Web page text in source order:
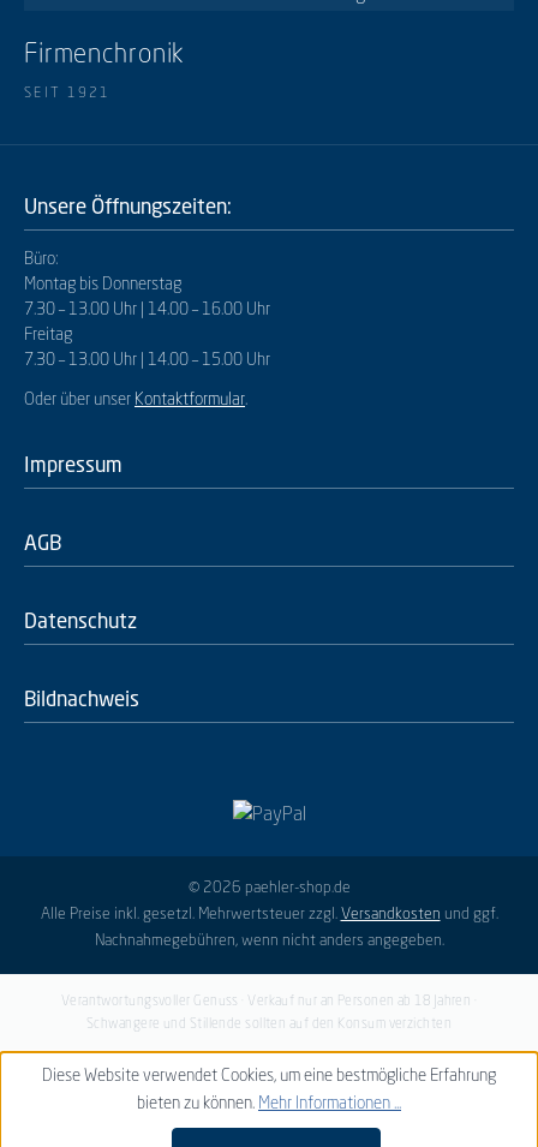
Firmenchronik
SEIT 1921
Unsere Öffnungszeiten:
Büro:
Montag bis Donnerstag
7.30 – 13.00 Uhr | 14.00 – 16.00 Uhr
Freitag
7.30 – 13.00 Uhr | 14.00 – 15.00 Uhr
Oder über unser Kontaktformular.
Impressum
AGB
Datenschutz
Bildnachweis
© 2026 paehler-shop.de
Alle Preise inkl. gesetzl. Mehrwertsteuer zzgl. Versandkosten und ggf.
Nachnahmegebühren, wenn nicht anders angegeben.
Verantwortungsvoller Genuss · Verkauf nur an Personen ab 18 Jahren ·
Schwangere und Stillende sollten auf den Konsum verzichten
Diese Website verwendet Cookies, um eine bestmögliche Erfahrung
bieten zu können. Mehr Informationen ...